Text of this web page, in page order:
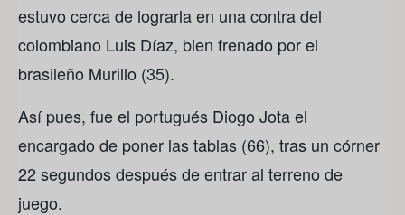
estuvo cerca de lograrla en una contra del
colombiano Luis Díaz, bien frenado por el
brasileño Murillo (35).
Así pues, fue el portugués Diogo Jota el
encargado de poner las tablas (66), tras un córner
22 segundos después de entrar al terreno de
juego.